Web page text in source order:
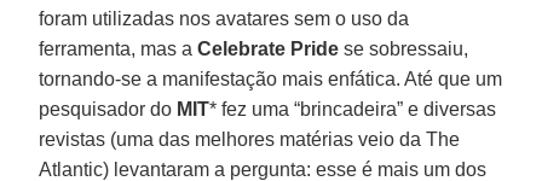
foram utilizadas nos avatares sem o uso da
ferramenta, mas aCelebrate Pride se sobressaiu,
tornando-se a manifestação mais enfática. Até que um
pesquisador do MIT* fez uma “brincadeira” e diversas
revistas (uma das melhores matérias veio da The
Atlantic) levantaram a pergunta: esse é mais um dos